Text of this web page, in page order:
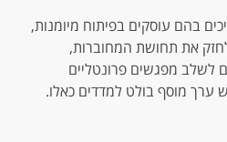
בהם עוסקים בפיתוח מיומנות,
את תחושת המחוברות,
לשלב מפגשים פרונטליים
ערך מוסף בולט למדדים כאלו.